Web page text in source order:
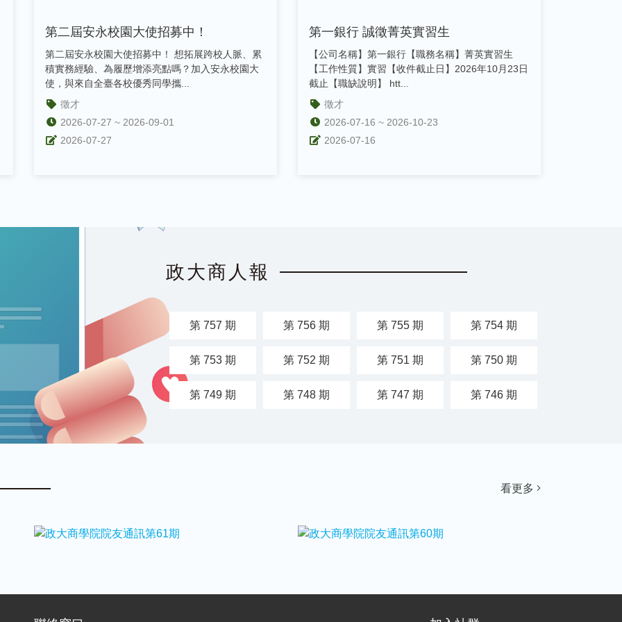
第二屆安永校園大使招募中！
第二屆安永校園大使招募中！ 想拓展跨校人脈、累
積實務經驗、為履歷增添亮點嗎？加入安永校園大
使，與來自全臺各校優秀同學攜...
徵才
2026-07-27 ~ 2026-09-01
2026-07-27
第一銀行 誠徵菁英實習生
【公司名稱】第一銀行【職務名稱】菁英實習生
【工作性質】實習【收件截止日】2026年10月23日
截止【職缺說明】 htt...
徵才
2026-07-16 ~ 2026-10-23
2026-07-16
政大商人報
第 757 期 第 756 期 第 755 期 第 754 期
第 753 期 第 752 期 第 751 期 第 750 期
第 749 期 第 748 期 第 747 期 第 746 期
看更多